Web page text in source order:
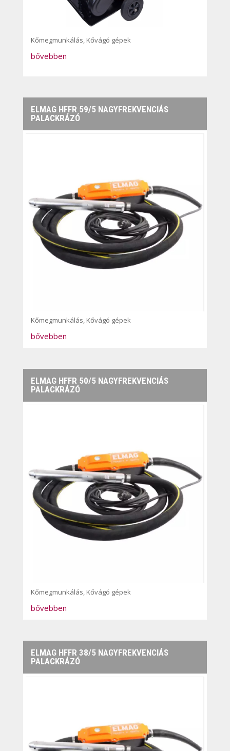
Kőmegmunkálás Kővágó gépek
bővebben
ELMAG HFFR 59/5 NAGYFREKVENCIÁS
PALACKRÁZÓ
Kőmegmunkálás, Kővágó gépek
bővebben
ELMAG HFFR 50/5 NAGYFREKVENCIÁS
PALACKRÁZÓ
Kőmegmunkálás, Kővágó gépek
bővebben
ELMAG HFFR 38/5 NAGYFREKVENCIÁS
PALACKRÁZÓ